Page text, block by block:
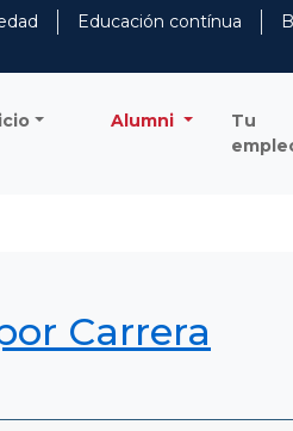
Educación contínua
Alumni
Tu
Carrera